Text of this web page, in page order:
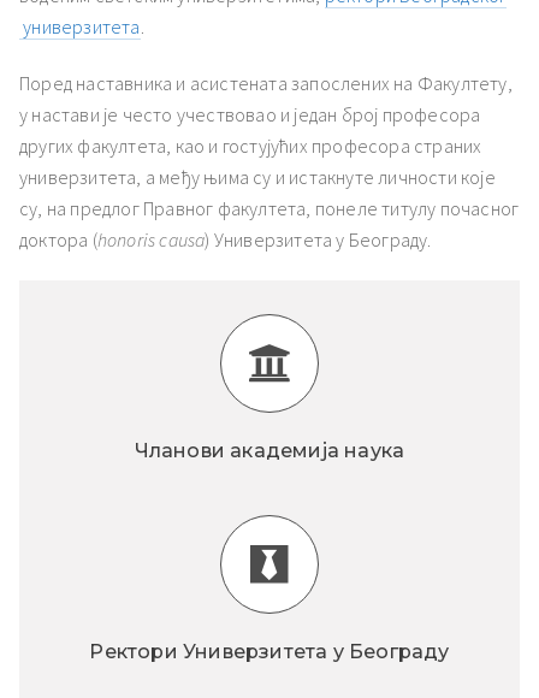
универзитета
Поред наставника и асистената запослених на Факултету,
у настави је често учествовао и један број професора
других факултета, као и гостујућих професора страних
универзитета, а међу њима су и истакнуте личности које
су, на предлог Правног факултета, понеле титулу почасног
доктора (honoris causa) Универзитета у Београду.
Чланови академијa наука
Ректори Универзитета у Београду